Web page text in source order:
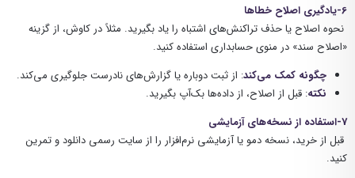
6-یادگیری اصلاح خطاها
نحوه اصلاح یا حذف تراکنش‌های اشتباه را یاد بگیرید. مثلاً در کاوش، از گزینه
«اصلاح سند» در منوی حسابداری استفاده کنید.
چگونه کمک می‌کند: از ثبت دوباره یا گزارش‌های نادرست جلوگیری می‌کند.
نکته: قبل از اصلاح، از داده‌ها بک‌آپ بگیرید.
7-استفاده از نسخه‌های آزمایشی
قبل از خرید، نسخه دمو یا آزمایشی نرم‌افزار را از سایت رسمی دانلود و تمرین
کنید.